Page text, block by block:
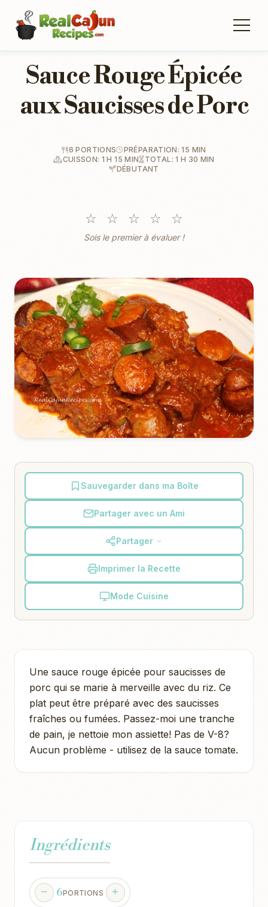
Sauce Rouge Épicée
aux Saucisses de Porc
6 PORTIONS
PRÉPARATION: 15 MIN
CUISSON: 1 H 15 MIN
TOTAL: 1 H 30 MIN
DÉBUTANT
☆ ☆ ☆ ☆ ☆
Sois le premier à évaluer !
Sauvegarder dans ma Boîte
Partager avec un Ami
Partager
Imprimer la Recette
Mode Cuisine
Une sauce rouge épicée pour saucisses de
porc qui se marie à merveille avec du riz. Ce
plat peut être préparé avec des saucisses
fraîches ou fumées. Passez-moi une tranche
de pain, je nettoie mon assiette! Pas de V-8?
Aucun problème - utilisez de la sauce tomate.
Ingrédients
6PORTIONS